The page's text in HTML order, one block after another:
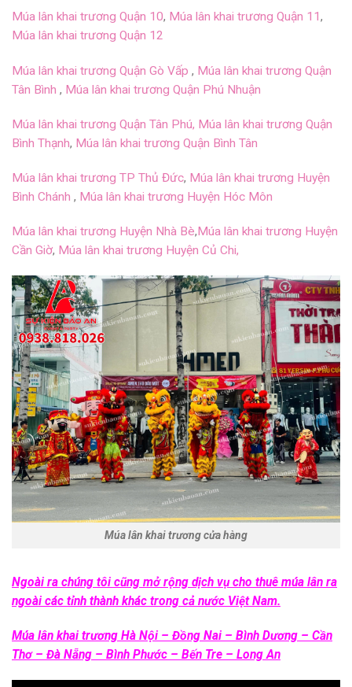
Múa lân khai trương Quận 10, Múa lân khai trương Quận 11 ,
Múa lân khai trương Quận 12
Múa lân khai trương Quận Gò Vấp , Múa lân khai trương Quận
Tân Bình , Múa lân khai trương Quận Phú Nhuận
Múa lân khai trương Quận Tân Phú, Múa lân khai trương Quận
Bình Thạnh, Múa lân khai trương Quận Bình Tân
Múa lân khai trương TP Thủ Đức, Múa lân khai trương Huyện
Bình Chánh , Múa lân khai trương Huyện Hóc Môn
Múa lân khai trương Huyện Nhà Bè,Múa lân khai trương Huyện
Cần Giờ, Múa lân khai trương Huyện Củ Chi,
Múa lân khai trương cửa hàng
Ngoài ra chúng tôi cũng mở rộng dịch vụ cho thuê múa lân ra
ngoài các tỉnh thành khác trong cả nước Việt Nam.
Múa lân khai trương Hà Nội – Đồng Nai – Bình Dương – Cần
Thơ – Đà Nẵng – Bình Phước – Bến Tre – Long An